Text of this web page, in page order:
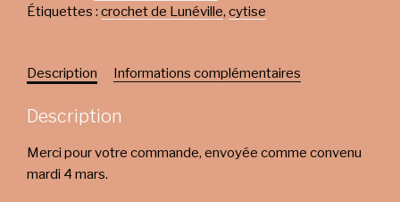
Étiquettes : crochet de Lunéville, cytise
Description Informations complémentaires
Description
Merci pour votre commande, envoyée comme convenu
mardi 4 mars.